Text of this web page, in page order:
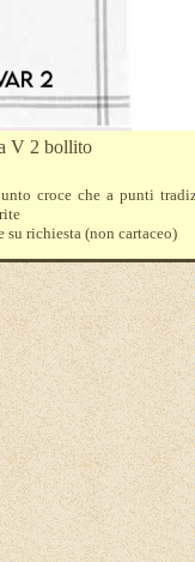
V 2 bollito
croce che a punti
richiesta (non cartaceo)